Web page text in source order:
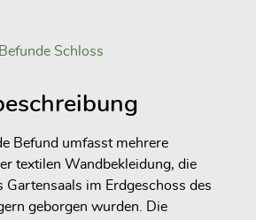
Befunde Schloss
Befund umfasst mehrere
textilen Wandbekleidung, die
Gartensaals im Erdgeschoss des
geborgen wurden. Die